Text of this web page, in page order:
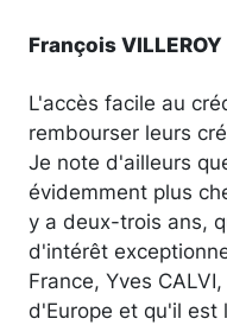
François
L'accès facile au
rembourser leurs
Je note d'ailleurs
évidemment plus
y a deux-trois ans,
d'intérêt
France, Yves
d'Europe et qu'il est